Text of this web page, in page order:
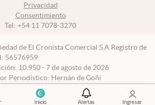
Inicio Alertas Ingresar
Privacidad
Consentimiento
Tel: +54 11 7078-3270
de El Cronista Comercial S.A Registro de
56576959
10.950 - 7 de agosto de 2026
Periodístico: Hernán de Goñi